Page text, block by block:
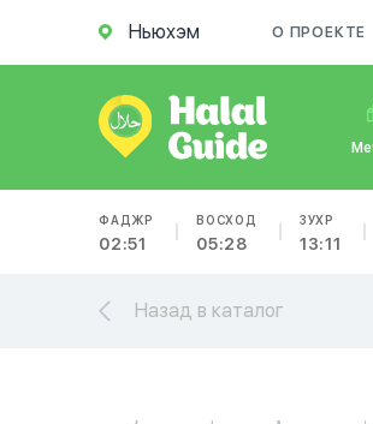
Ньюхэм О ПРОЕКТЕ
ФАДЖР
02:51
ВОСХОД
05:28
ЗУХР
13:11
Назад в каталог